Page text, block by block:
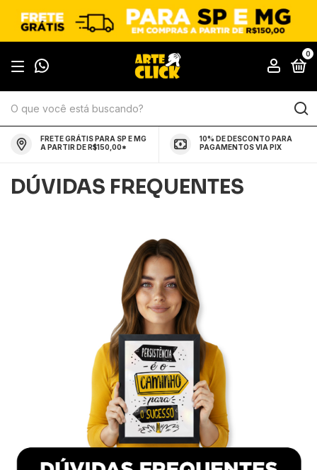
0
FRETE GRÁTIS PARA SP E MG
A PARTIR DE R$150,00*
10% DE DESCONTO PARA
PAGAMENTOS VIA PIX
DÚVIDAS FREQUENTES